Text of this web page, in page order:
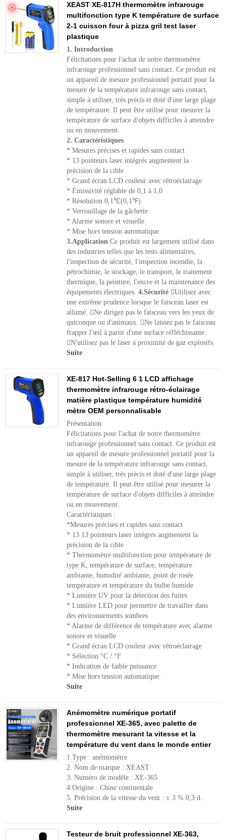
XEAST XE-817H thermomètre infrarouge
multifonction type K température de surface
2-1 cuisson four à pizza gril test laser
plastique
1. Introduction
Félicitations pour l'achat de notre thermomètre
infrarouge professionnel sans contact. Ce produit est
un appareil de mesure professionnel portatif pour la
mesure de la température infrarouge sans contact,
simple à utiliser, très précis et doté d'une large plage
de température. Il peut être utilisé pour mesurer la
température de surface d'objets difficiles à atteindre
ou en mouvement.
2. Caractéristiques
* Mesures précises et rapides sans contact
* 13 pointeurs laser intégrés augmentent la
précision de la cible
* Grand écran LCD couleur avec rétroéclairage
* Émissivité réglable de 0,1 à 1,0
* Résolution 0,1℃(0,1℉)
* Verrouillage de la gâchette
* Alarme sonore et visuelle
* Mise hors tension automatique
3.Application Ce produit est largement utilisé dans
des industries telles que les tests alimentaires,
l'inspection de sécurité, l'inspection incendie, la
pétrochimie, le stockage, le transport, le traitement
thermique, la peinture, l'encre et la maintenance des
équipements électriques. 4.Sécurité Utilisez avec
une extrême prudence lorsque le faisceau laser est
allumé. Ne dirigez pas le faisceau vers les yeux de
quiconque ou d'animaux. Ne laissez pas le faisceau
frapper l'œil à partir d'une surface réfléchissante.
N'utilisez pas le laser à proximité de gaz explosifs.
Suite
XE-817 Hot-Selling 6 1 LCD affichage
thermomètre infrarouge rétro-éclairage
matière plastique température humidité
mètre OEM personnalisable
Présentation
Félicitations pour l'achat de notre thermomètre
infrarouge professionnel sans contact. Ce produit est
un appareil de mesure professionnel portatif pour la
mesure de la température infrarouge sans contact,
simple à utiliser, très précis et doté d'une large plage
de température. Il peut être utilisé pour mesurer la
température de surface d'objets difficiles à atteindre
ou en mouvement.
Caractéristiques :
*Mesures précises et rapides sans contact
* 13 13 pointeurs laser intégrés augmentent la
précision de la cible
* Thermomètre multifonction pour température de
type K, température de surface, température
ambiante, humidité ambiante, point de rosée
température et température du bulbe humide
* Lumière UV pour la détection des fuites
* Lumière LED pour permettre de travailler dans
des environnements sombres
* Alarme de différence de température avec alarme
sonore et visuelle
* Grand écran LCD couleur avec rétroéclairage
* Sélection °C / °F
* Indication de faible puissance
* Mise hors tension automatique.
Suite
Anémomètre numérique portatif
professionnel XE-365, avec palette de
thermomètre mesurant la vitesse et la
température du vent dans le monde entier
1.Type : anémomètre
2. Nom de marque : XEAST
3. Numéro de modèle : XE-365
4.Origine : Chine continentale
5. Précision de la vitesse du vent : ± 3 % 0,3 d.
Suite
Testeur de bruit professionnel XE-363,